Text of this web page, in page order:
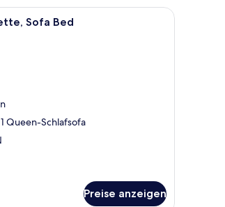
mit einem Laptop, einem Fernseher, der
Ein modernes Hotelzimmer mit Bett,
Sofa Bed
Queen-Schlafsofa
Preise anzeigen